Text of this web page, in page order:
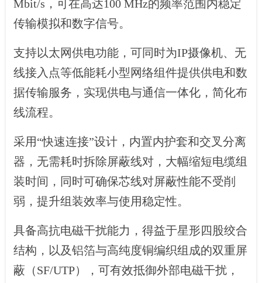
Mbit/s，可在高达100 MHz的频率范围内稳定
传输模拟和数字信号。
支持以太网供电功能，可同时为IP摄像机、无
线接入点等低能耗小型网络组件提供供电和数
据传输服务，实现供电与通信一体化，简化布
线流程。
采用“快速连接”设计，内置内护套和交叉分离
器，无需耗时拆除屏蔽线对，大幅缩短电缆组
装时间，同时可确保芯线对屏蔽性能不受削
弱，提升组装效率与使用稳定性。
具备高抗电磁干扰能力，得益于星形四股绞合
结构，以及铝箔与高纯度铜编织组成的双重屏
蔽（SF/UTP），可有效抵御外部电磁干扰，